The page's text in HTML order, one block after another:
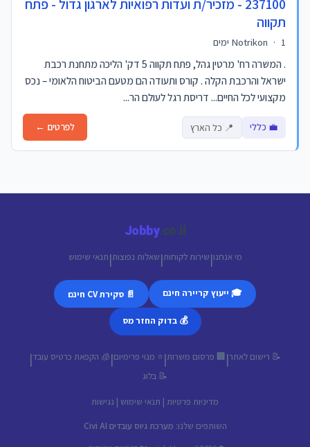
237100 - מזכיר/ת ועדות רפואיות לארגון גדול - פתח
תקווה
Notrikon · 1 ימים
. המשרה רח' מרטין גהל, פתח תקווה 5 דק' הליכה מתחנת רכבת
ישראל והרכבת הקלה . קורס ותעודה הם מטעם הביטוח הלאומי – נכס
מקצועי לכל החיים... דריסת רגל לעולם הר...
💼 כללי 📍 כל הארץ לפרטים ←
Jobby.co.il
מי אנחנו|שירות לקוחות|שאלות נפוצות|תנאי שימוש
🎓 ייעוץ קריירה חינם 📄 סקירת CV חינם
💰 בדוק החזר מס
📝 רישום לאתר| 🏢 פרסום משרות|⭐ מנוי פרימיום|🧊 הקפאת כרטיס עובד|
📝 בלוג
מדיניות פרטיות | תנאי שימוש | נגישות
השותפים שלנו: מערכת גיוס עובדים Civi AI